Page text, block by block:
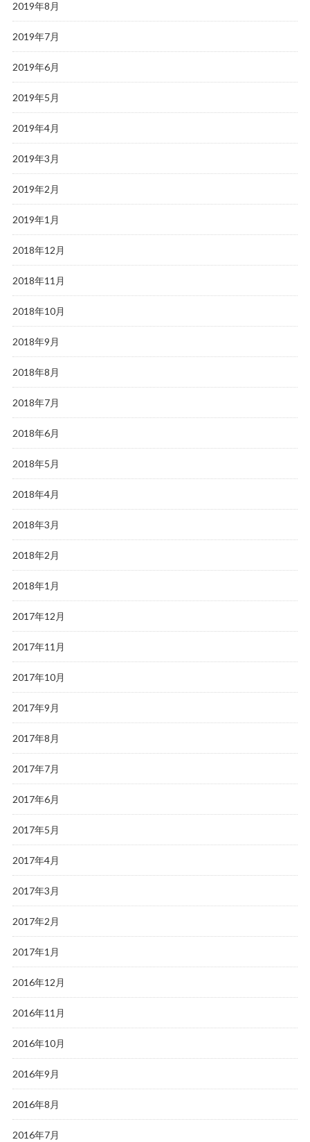
2019年8月
2019年7月
2019年6月
2019年5月
2019年4月
2019年3月
2019年2月
2019年1月
2018年12月
2018年11月
2018年10月
2018年9月
2018年8月
2018年7月
2018年6月
2018年5月
2018年4月
2018年3月
2018年2月
2018年1月
2017年12月
2017年11月
2017年10月
2017年9月
2017年8月
2017年7月
2017年6月
2017年5月
2017年4月
2017年3月
2017年2月
2017年1月
2016年12月
2016年11月
2016年10月
2016年9月
2016年8月
2016年7月